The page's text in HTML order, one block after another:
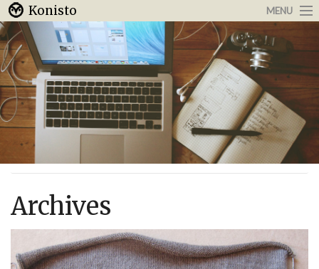
Konisto MENU
Arbeit & Karriere
Internet
Urlaub & Reisen
Archives